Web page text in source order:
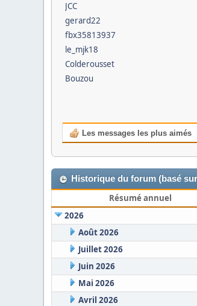
JCC
gerard22
fbx35813937
le_mjk18
Colderousset
Bouzou
Les messages les plus aimés
Historique du forum (basé
Résumé annuel
2026
Août 2026
Juillet 2026
Juin 2026
Mai 2026
Avril 2026